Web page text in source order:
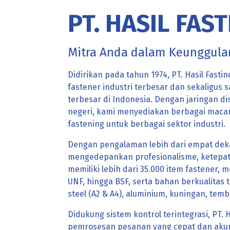
PT. HASIL
Mitra Anda dalam
Didirikan pada tahun 1974, PT. Hasil
fastener industri terbesar dan sekaligus
terbesar di Indonesia. Dengan jaringan
negeri, kami menyediakan berbagai
fastening untuk berbagai sektor industri.
Dengan pengalaman lebih dari empat
mengedepankan profesionalisme,
memiliki lebih dari 35.000 item fastener,
UNF, hingga BSF, serta bahan
steel (A2 & A4), aluminium, kuningan,
Didukung sistem kontrol terintegrasi, PT.
pemrosesan pesanan yang cepat dan